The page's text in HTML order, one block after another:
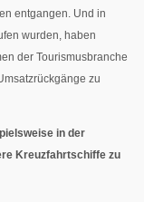
entgangen. Und in
wurden, haben
der Tourismusbranche
zu
in der
Kreuzfahrtschiffe zu